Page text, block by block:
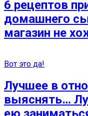
6 рецептов
домашнего
магазин не
Вот это да!
Лучшее в
выяснять…